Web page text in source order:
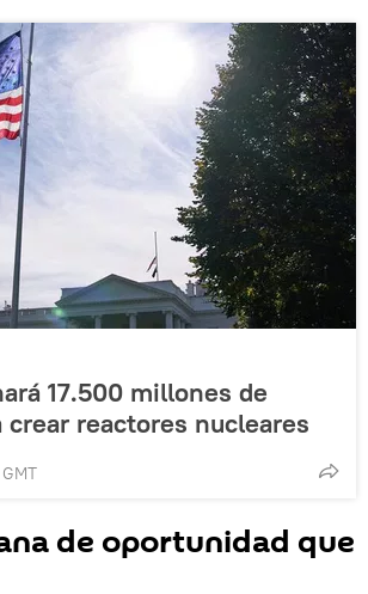
17.500 millones de
crear reactores nucleares
de oportunidad que